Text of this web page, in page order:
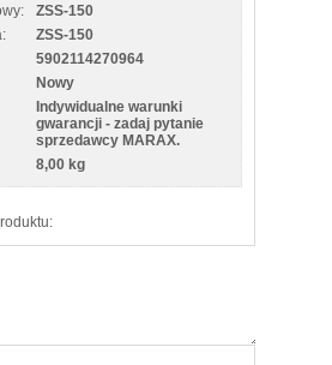
ZSS-150
ZSS-150
5902114270964
Nowy
Indywidualne warunki
gwarancji - zadaj pytanie
sprzedawcy MARAX.
8,00 kg